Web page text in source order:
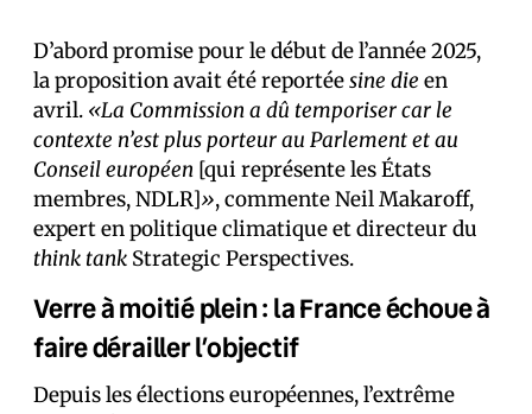
D’abord promise pour le début de l’année 2025,
la proposition avait été reportéesine die en
avril. «La Commission a dû temporiser car le
contexte n’est plus porteur au Parlement et au
Conseil européen [qui représente les États
membres, NDLR]», commente Neil Makaroff,
expert en politique climatique et directeur du
think tank Strategic Perspectives.
Verre à moitié plein : la France échoue à
faire dérailler l’objectif
Depuis les élections européennes, l’extrême